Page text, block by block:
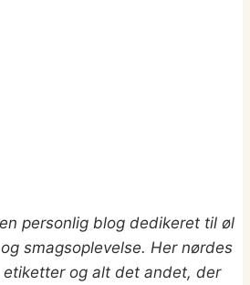
personlig blog dedikeret til øl
smagsoplevelse. Her nørdes
og alt det andet, der